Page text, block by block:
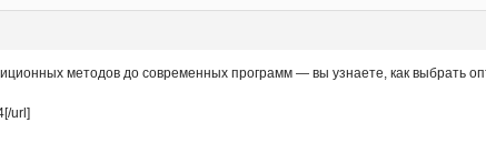
методов до современных программ — вы узнаете, как выбрать
url]